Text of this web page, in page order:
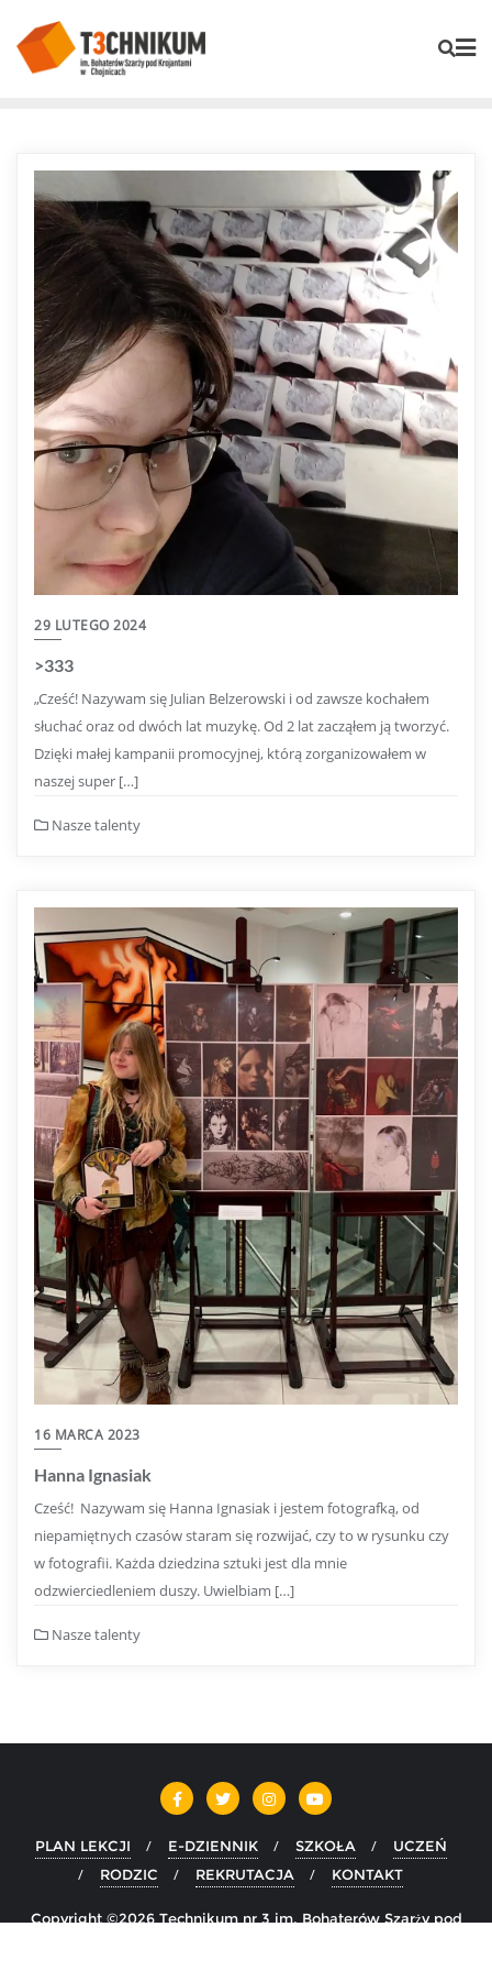
29 LUTEGO 2024
>333
„Cześć! Nazywam się Julian Belzerowski i od zawsze kochałem
słuchać oraz od dwóch lat muzykę. Od 2 lat zacząłem ją tworzyć.
Dzięki małej kampanii promocyjnej, którą zorganizowałem w
naszej super […]
Nasze talenty
16 MARCA 2023
Hanna Ignasiak
Cześć! Nazywam się Hanna Ignasiak i jestem fotografką, od
niepamiętnych czasów staram się rozwijać, czy to w rysunku czy
w fotografii. Każda dziedzina sztuki jest dla mnie
odzwierciedleniem duszy. Uwielbiam […]
Nasze talenty
PLAN LEKCJI E-DZIENNIK SZKOŁA
UCZEŃ
RODZIC
REKRUTACJA KONTAKT
Copyright ©2026 Technikum nr 3 im. Bohaterów Szarży pod